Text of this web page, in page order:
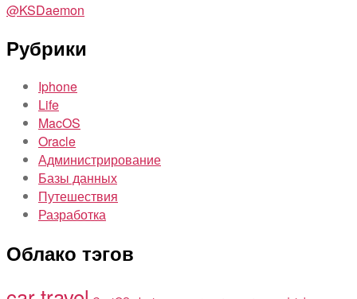
@KSDaemon
Рубрики
Iphone
Life
MacOS
Oracle
Администрирование
Базы данных
Путешествия
Разработка
Облако тэгов